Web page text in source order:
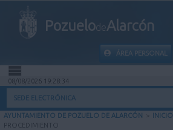
PozuelodeAlarcón
ÁREA PERSONAL
INICIO
INFORMACIÓN PÚBLICA
08/08/2026 19:28:34
SEDE ELECTRÓNICA
AYUNTAMIENTO DE POZUELO DE ALARCÓN > INICIO
PROCEDIMIENTO